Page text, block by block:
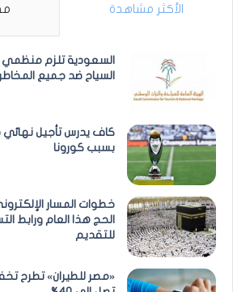
الأكثر مشاهدة
السعودية تلزم منظمي
السياح ضد جميع المخاطر
كاف يدرس تأجيل نهائي
بسبب كورونا
خطوات المسار
الحج هذا العام ورابط
للتقديم
«مصر للطيران» تطرح